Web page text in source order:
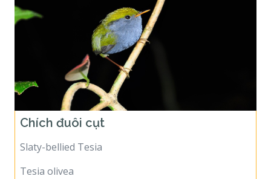
Chích đuôi cụt
Slaty-bellied Tesia
Tesia olivea